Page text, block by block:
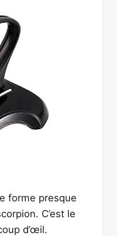
forme presque
C’est le
d’œil.